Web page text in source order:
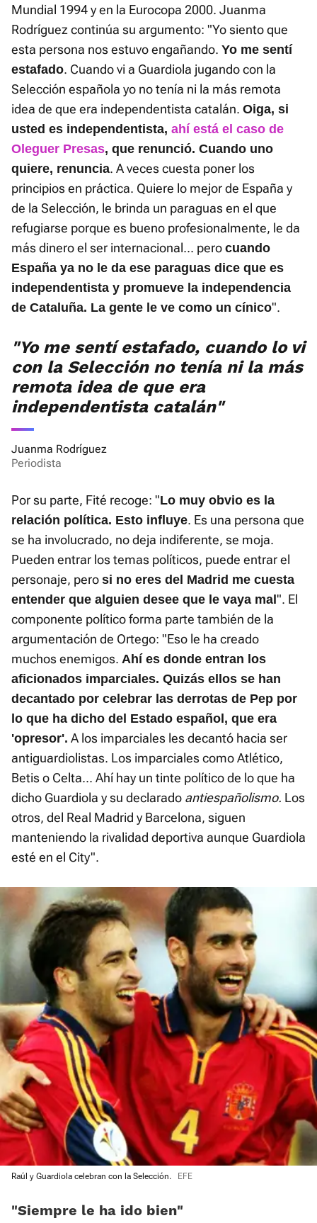
Mundial 1994 y en la Eurocopa 2000. Juanma
Rodríguez continúa su argumento: "Yo siento que
esta persona nos estuvo engañando. Yo me sentí
estafado. Cuando vi a Guardiola jugando con la
Selección española yo no tenía ni la más remota
idea de que era independentista catalán. Oiga, si
usted es independentista, ahí está el caso de
Oleguer Presas, que renunció. Cuando uno
quiere, renuncia. A veces cuesta poner los
principios en práctica. Quiere lo mejor de España y
de la Selección, le brinda un paraguas en el que
refugiarse porque es bueno profesionalmente, le da
más dinero el ser internacional... pero cuando
España ya no le da ese paraguas dice que es
independentista y promueve la independencia
de Cataluña. La gente le ve como un cínico".
"Yo me sentí estafado, cuando lo vi
con la Selección no tenía ni la más
remota idea de que era
independentista catalán"
Juanma Rodríguez
Periodista
Por su parte, Fité recoge: "Lo muy obvio es la
relación política. Esto influye. Es una persona que
se ha involucrado, no deja indiferente, se moja.
Pueden entrar los temas políticos, puede entrar el
personaje, pero si no eres del Madrid me cuesta
entender que alguien desee que le vaya mal". El
componente político forma parte también de la
argumentación de Ortego: "Eso le ha creado
muchos enemigos. Ahí es donde entran los
aficionados imparciales. Quizás ellos se han
decantado por celebrar las derrotas de Pep por
lo que ha dicho del Estado español, que era
'opresor'. A los imparciales les decantó hacia ser
antiguardiolistas. Los imparciales como Atlético,
Betis o Celta... Ahí hay un tinte político de lo que ha
dicho Guardiola y su declarado antiespañolismo. Los
otros, del Real Madrid y Barcelona, siguen
manteniendo la rivalidad deportiva aunque Guardiola
esté en el City".
Raúl y Guardiola celebran con la Selección. EFE
«Siempre le ha ido bien»